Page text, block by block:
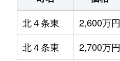
北４条東
2,600万円
北４条東
2,700万円